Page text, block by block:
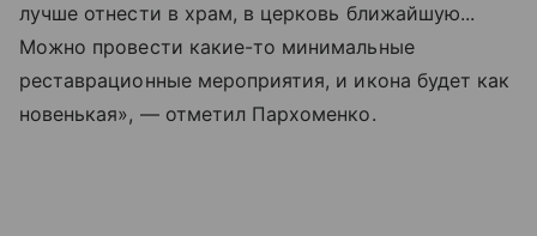
лучше отнести в храм, в церковь ближайшую...
Можно провести какие-то минимальные
реставрационные мероприятия, и икона будет как
новенькая», — отметил Пархоменко.